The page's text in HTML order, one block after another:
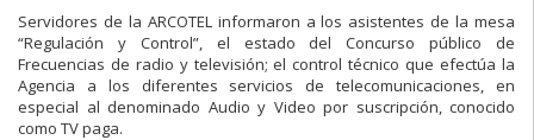
Servidores de la ARCOTEL informaron a los asistentes de la mesa
“Regulación y Control”, el estado del Concurso público de
Frecuencias de radio y televisión; el control técnico que efectúa la
Agencia a los diferentes servicios de telecomunicaciones, en
especial al denominado Audio y Video por suscripción, conocido
como TV paga.